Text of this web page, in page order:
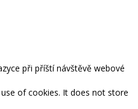
při příští návštěvě webové
of cookies. It does not store